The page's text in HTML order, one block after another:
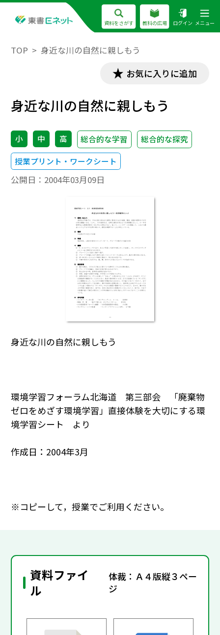
資料をさがす 教科の広場 ログイン メニュー
TOP 身近な川の自然に親しもう
お気に入りに追加
身近な川の自然に親しもう
小 中 高 総合的な学習
総合的な探究
授業プリント・ワークシート
公開日： 2004年03月09日
身近な川の自然に親しもう
環境学習フォーラム北海道 第三部会 「廃棄物
ゼロをめざす環境学習」直接体験を大切にする環
境学習シート より
作成日：2004年3月
※コピーして，授業でご利用ください。
資料ファイ
ル
体裁：Ａ４版縦３ペー
ジ